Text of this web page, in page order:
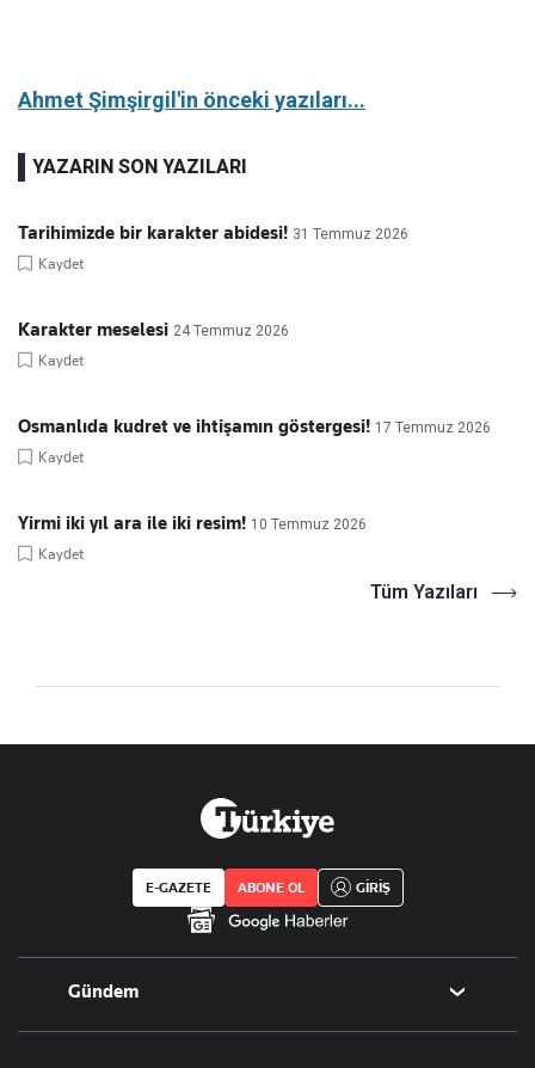
Ahmet Şimşirgil'in önceki yazıları...
YAZARIN SON YAZILARI
Tarihimizde bir karakter abidesi! 31 Temmuz 2026
Kaydet
Karakter meselesi 24 Temmuz 2026
Kaydet
Osmanlıda kudret ve ihtişamın göstergesi! 17 Temmuz 2026
Kaydet
Yirmi iki yıl ara ile iki resim! 10 Temmuz 2026
Kaydet
Tüm Yazıları
E-GAZETE ABONE OL GİRİŞ
Gündem
Politika